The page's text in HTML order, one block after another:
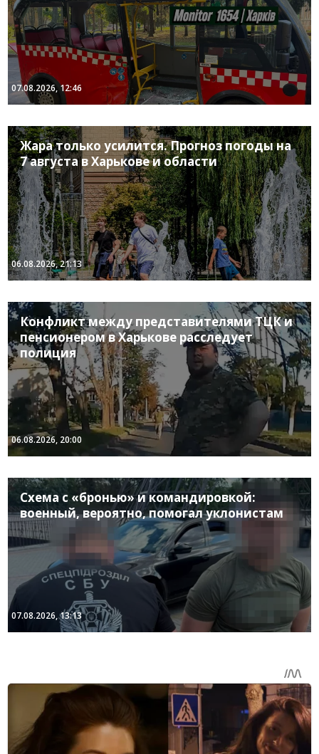
07.08.2026, 12:46
Жара только усилится. Прогноз погоды на
7 августа в Харькове и области
06.08.2026, 21:13
Конфликт между представителями ТЦК и
пенсионером в Харькове расследует
полиция
06.08.2026, 20:00
Схема с «бронью» и командировкой:
военный, вероятно, помогал уклонистам
07.08.2026, 13:13